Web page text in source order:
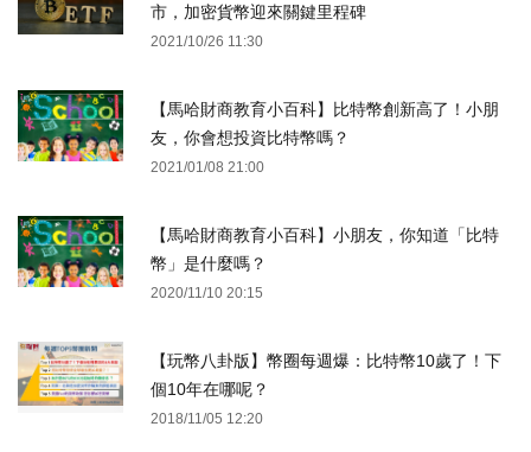
市，加密貨幣迎來關鍵里程碑
2021/10/26 11:30
【馬哈財商教育小百科】比特幣創新高了！小朋
友，你會想投資比特幣嗎？
2021/01/08 21:00
【馬哈財商教育小百科】小朋友，你知道「比特
幣」是什麼嗎？
2020/11/10 20:15
【玩幣八卦版】幣圈每週爆：比特幣10歲了！下
個10年在哪呢？
2018/11/05 12:20